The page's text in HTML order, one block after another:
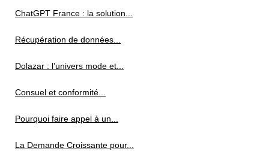
ChatGPT France : la solution...
Récupération de données...
Dolazar : l’univers mode et...
Consuel et conformité...
Pourquoi faire appel à un...
La Demande Croissante pour...